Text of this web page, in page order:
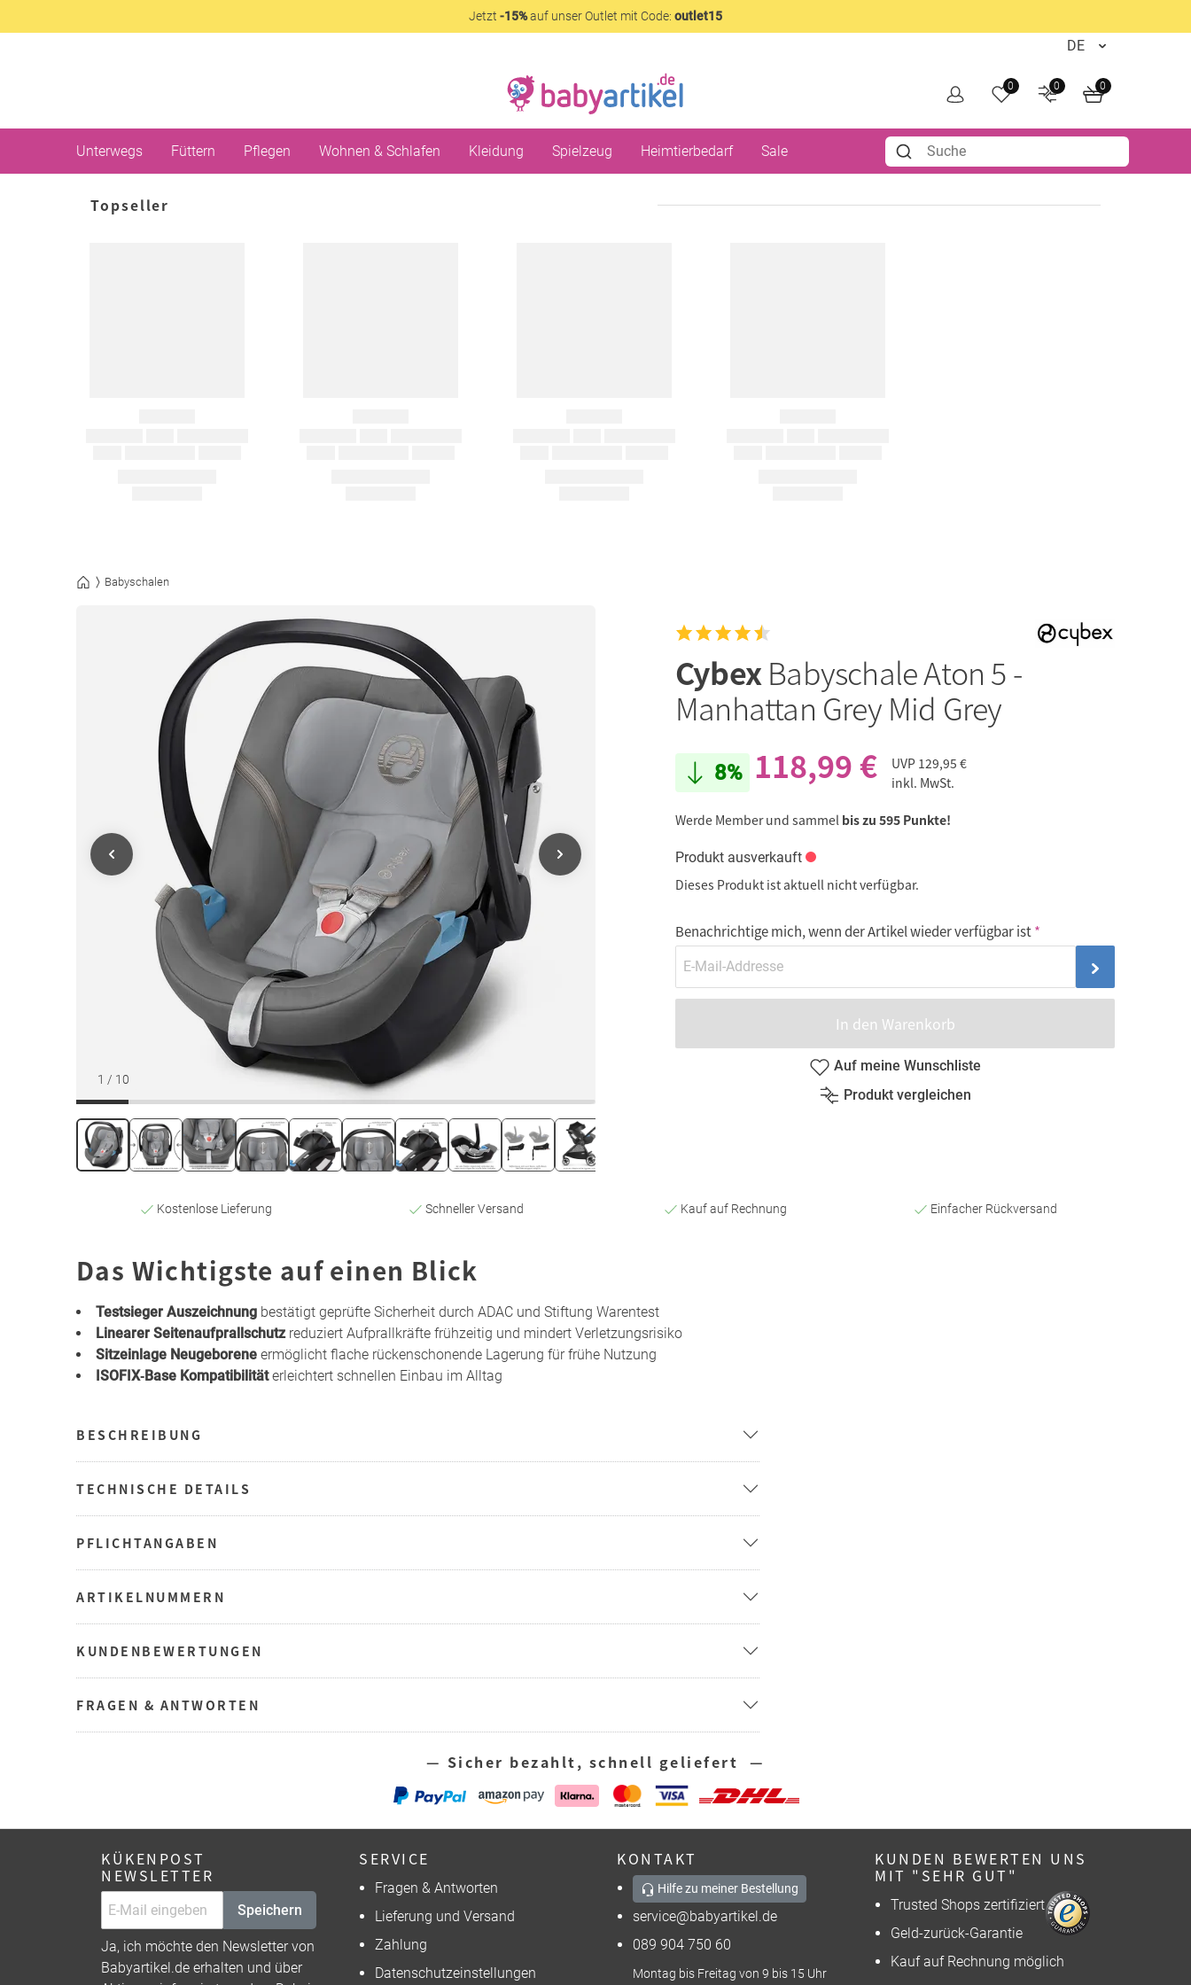
Jetzt -15%auf unser Outlet mit Code: outlet15
0 0 0
Unterwegs Füttern Pflegen Wohnen & Schlafen Kleidung Spielzeug Heimtierbedarf Sale
Topseller
Babyschalen
1 / 10
CybexBabyschale Aton 5 -
Manhattan Grey Mid Grey
8% 118,99 € UVP 129,95 €
inkl. MwSt.
Werde Member und sammel bis zu 595 Punkte!
Produkt ausverkauft
Dieses Produkt ist aktuell nicht verfügbar.
Benachrichtige mich, wenn der Artikel wieder verfügbar ist
In den Warenkorb
Auf meine Wunschliste
Produkt vergleichen
Kostenlose Lieferung Schneller Versand Kauf auf Rechnung Einfacher Rückversand
Das Wichtigste auf einen Blick
Testsieger Auszeichnung bestätigt geprüfte Sicherheit durch ADAC und Stiftung Warentest
Linearer Seitenaufprallschutzreduziert Aufprallkräfte frühzeitig und mindert Verletzungsrisiko
Sitzeinlage Neugeborene ermöglicht flache rückenschonende Lagerung für frühe Nutzung
ISOFIX‑Base Kompatibilitäterleichtert schnellen Einbau im Alltag
BESCHREIBUNG
TECHNISCHE DETAILS
PFLICHTANGABEN
ARTIKELNUMMERN
KUNDENBEWERTUNGEN
FRAGEN & ANTWORTEN
— Sicher bezahlt, schnell geliefert —
KÜKENPOST
NEWSLETTER
Speichern
Ja, ich möchte den Newsletter von
Babyartikel.de erhalten und über
SERVICE
Fragen & Antworten
Lieferung und Versand
Zahlung
Datenschutzeinstellungen
KONTAKT
Hilfe zu meiner Bestellung
service@babyartikel.de
089 904 750 60
Montag bis Freitag von 9 bis 15 Uhr
KUNDEN BEWERTEN UNS
MIT "SEHR GUT"
Trusted Shops zertifiziert
Geld-zurück-Garantie
Kauf auf Rechnung möglich